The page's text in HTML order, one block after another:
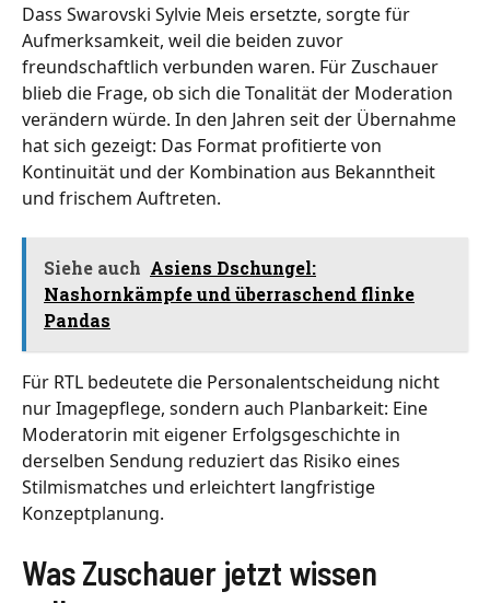
Dass Swarovski Sylvie Meis ersetzte, sorgte für
Aufmerksamkeit, weil die beiden zuvor
freundschaftlich verbunden waren. Für Zuschauer
blieb die Frage, ob sich die Tonalität der Moderation
verändern würde. In den Jahren seit der Übernahme
hat sich gezeigt: Das Format profitierte von
Kontinuität und der Kombination aus Bekanntheit
und frischem Auftreten.
Siehe auch Asiens Dschungel:
Nashornkämpfe und überraschend flinke
Pandas
Für RTL bedeutete die Personalentscheidung nicht
nur Imagepflege, sondern auch Planbarkeit: Eine
Moderatorin mit eigener Erfolgsgeschichte in
derselben Sendung reduziert das Risiko eines
Stilmismatches und erleichtert langfristige
Konzeptplanung.
Was Zuschauer jetzt wissen